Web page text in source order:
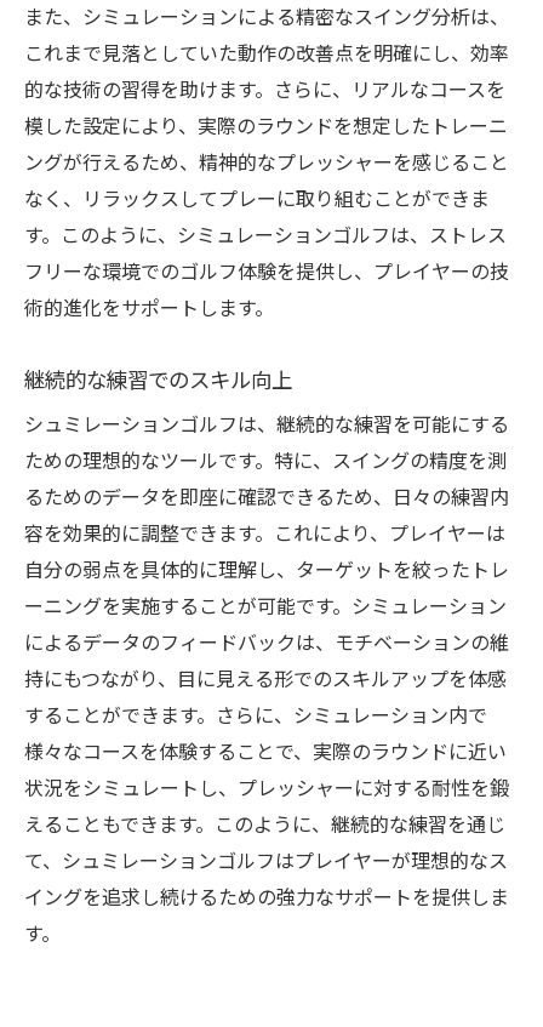
また、シミュレーションによる精密なスイング分析は、
これまで見落としていた動作の改善点を明確にし、効率
的な技術の習得を助けます。さらに、リアルなコースを
模した設定により、実際のラウンドを想定したトレーニ
ングが行えるため、精神的なプレッシャーを感じること
なく、リラックスしてプレーに取り組むことができま
す。このように、シミュレーションゴルフは、ストレス
フリーな環境でのゴルフ体験を提供し、プレイヤーの技
術的進化をサポートします。
継続的な練習でのスキル向上
シュミレーションゴルフは、継続的な練習を可能にする
ための理想的なツールです。特に、スイングの精度を測
るためのデータを即座に確認できるため、日々の練習内
容を効果的に調整できます。これにより、プレイヤーは
自分の弱点を具体的に理解し、ターゲットを絞ったトレ
ーニングを実施することが可能です。シミュレーション
によるデータのフィードバックは、モチベーションの維
持にもつながり、目に見える形でのスキルアップを体感
することができます。さらに、シミュレーション内で
様々なコースを体験することで、実際のラウンドに近い
状況をシミュレートし、プレッシャーに対する耐性を鍛
えることもできます。このように、継続的な練習を通じ
て、シュミレーションゴルフはプレイヤーが理想的なス
イングを追求し続けるための強力なサポートを提供しま
す。